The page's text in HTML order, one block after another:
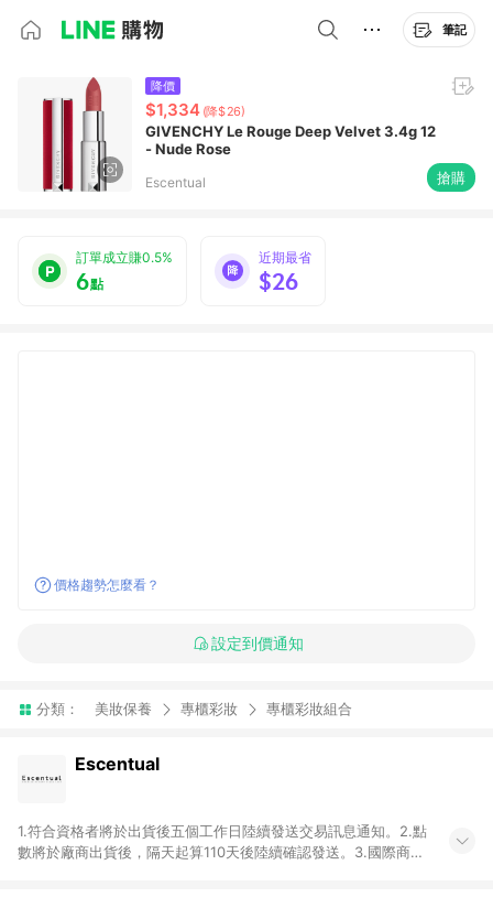
筆記
降價
$1,334 (降$26)
GIVENCHY Le Rouge Deep Velvet 3.4g 12
- Nude Rose
Escentual 搶購
訂單成立賺0.5%
6點
近期最省
$26
價格趨勢怎麼看？
設定到價通知
分類： 美妝保養 專櫃彩妝 專櫃彩妝組合
Escentual
1.符合資格者將於出貨後五個工作日陸續發送交易訊息通知。2.點
數將於廠商出貨後，隔天起算110天後陸續確認發送。3.國際商家